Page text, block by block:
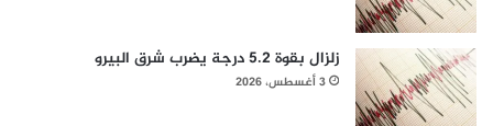
زلزال بقوة 5.2 درجة يضرب شرق البيرو
3 أغسطس، 2026